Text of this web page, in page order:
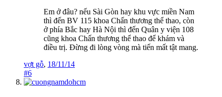
Em ở đâu? nếu Sài Gòn hay khu vực miền Nam
thì đến BV 115 khoa Chấn thương thể thao, còn
ở phía Bắc hay Hà Nội thì đến Quân y viện 108
cũng khoa Chấn thương thể thao để khám và
điều trị. Đừng đi lòng vòng mà tiến mất tật mang.
vợt gỗ, 18/11/14
#6